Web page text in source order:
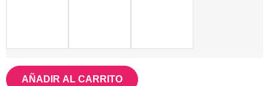
AÑADIR AL CARRITO